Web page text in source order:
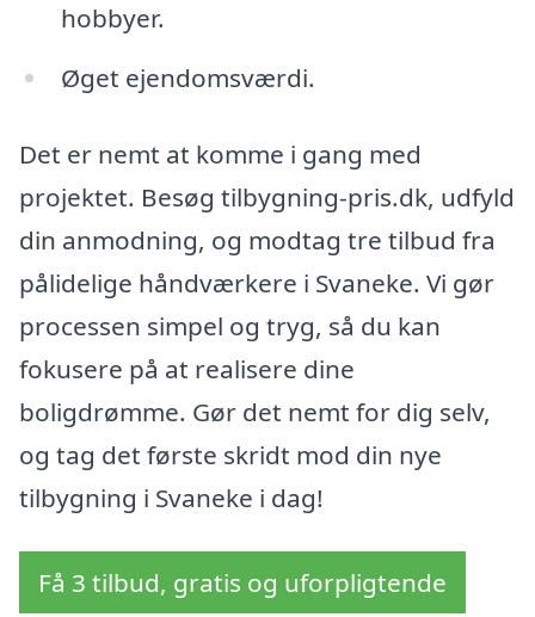
hobbyer.
Øget ejendomsværdi.
Det er nemt at komme i gang med
projektet. Besøg tilbygning-pris.dk, udfyld
din anmodning, og modtag tre tilbud fra
pålidelige håndværkere i Svaneke. Vi gør
processen simpel og tryg, så du kan
fokusere på at realisere dine
boligdrømme. Gør det nemt for dig selv,
og tag det første skridt mod din nye
tilbygning i Svaneke i dag!
Få 3 tilbud, gratis og uforpligtende